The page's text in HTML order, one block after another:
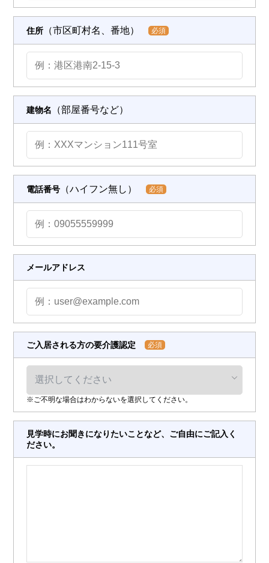
住所（市区町村名、番地） 必須
建物名 （部屋番号など）
電話番号（ハイフン無し） 必須
メールアドレス
ご入居される方の要介護認定 必須
※ご不明な場合はわからないを選択してください。
見学時にお聞きになりたいことなど、ご自由にご記入く
ださい。